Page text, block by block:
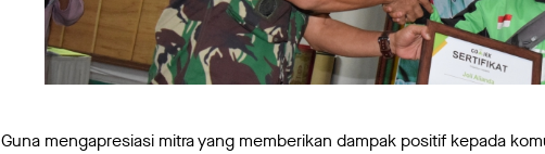
Guna mengapresiasi mitra yang memberikan dampak positif kepada